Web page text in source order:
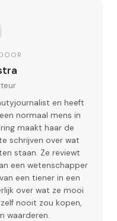
en heeft
normaal mens in
maakt haar de
schrijven over wat
staan. Ze reviewt
een wetenschapper
een tiener in een
over wat ze mooi
nooit zou kopen,
waarderen.